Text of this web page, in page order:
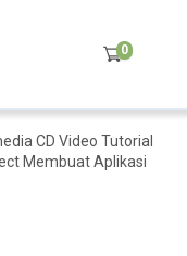
0
CD Video Tutorial
Membuat Aplikasi